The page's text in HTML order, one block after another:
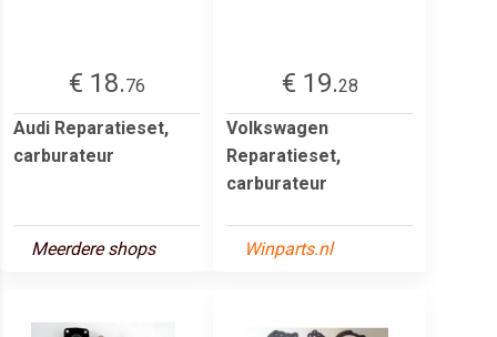
€ 18.76
Audi Reparatieset,
carburateur
Meerdere shops
€ 19.28
Volkswagen
Reparatieset,
carburateur
Winparts.nl